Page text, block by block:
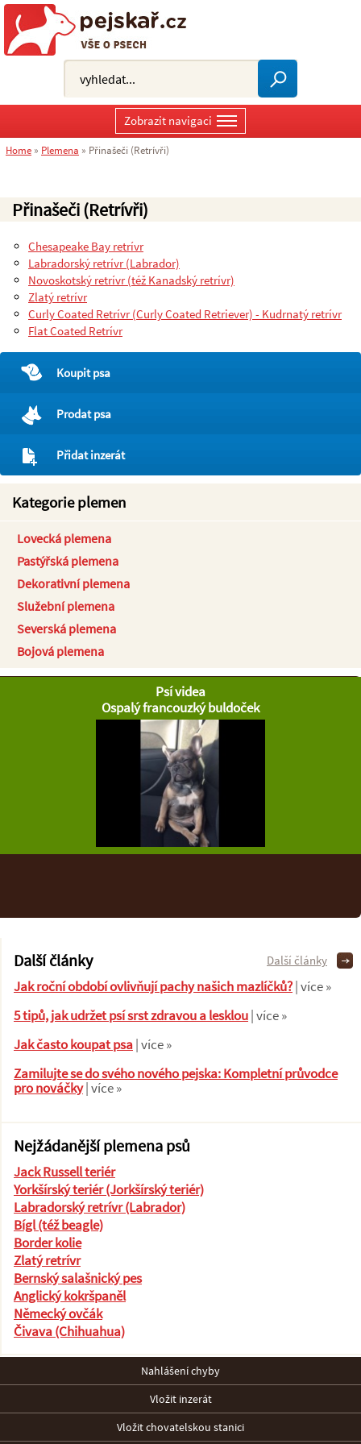
Přinašeči (Retrívři)
Chesapeake Bay retrívr
Labradorský retrívr (Labrador)
Novoskotský retrívr (též Kanadský retrívr)
Zlatý retrívr
Curly Coated Retrívr (Curly Coated Retriever) - Kudrnatý retrívr
Flat Coated Retrívr
Koupit psa
Prodat psa
Přidat inzerát
Kategorie plemen
Lovecká plemena
Pastýřská plemena
Dekorativní plemena
Služební plemena
Severská plemena
Bojová plemena
Psí videa
Ospalý francouzký buldoček
Další články
Jak roční období ovlivňují pachy našich mazlíčků?| více »
5 tipů, jak udržet psí srst zdravou a lesklou| více »
Jak často koupat psa| více »
Zamilujte se do svého nového pejska: Kompletní průvodce
pro nováčky| více »
Další články
Nejžádanější plemena psů
Jack Russell teriér
Yorkšírský teriér (Jorkšírský teriér)
Labradorský retrívr (Labrador)
Bígl (též beagle)
Border kolie
Zlatý retrívr
Bernský salašnický pes
Anglický kokršpaněl
Německý ovčák
Čivava (Chihuahua)
Zobrazit navigaci
Home » Plemena » Přinašeči (Retrívři)
Nahlášení chyby
Vložit inzerát
Vložit chovatelskou stanici